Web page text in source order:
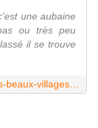
une aubaine
ou très peu
il se trouve